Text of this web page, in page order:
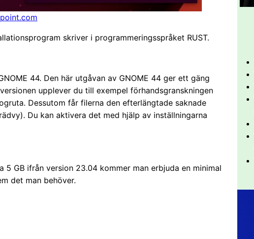
skriver i programmeringsspråket RUST.
44. Den här utgåvan av GNOME 44 ger ett gäng
upplever du till exempel förhandsgranskningen
Dessutom får filerna den efterlängtade saknade
Du kan aktivera det med hjälp av inställningarna
5 GB ifrån version 23.04 kommer man erbjuda en minimal
det man behöver.